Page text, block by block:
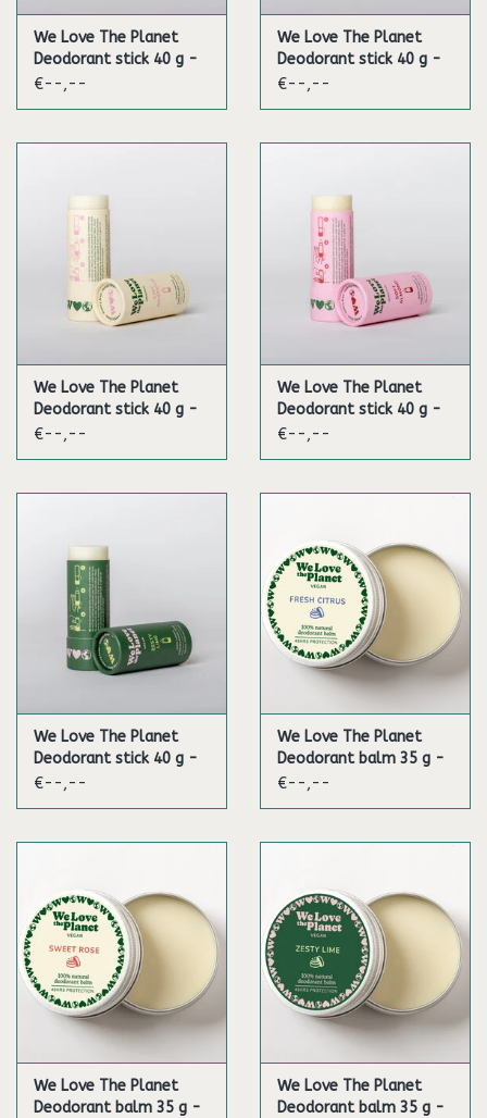
We Love The Planet
Deodorant stick 40 g -
Sweet Rose
€--,--
We Love The Planet
Deodorant stick 40 g -
Wild Lavender
€--,--
We Love The Planet
Deodorant stick 40 g -
Chic Magnolia
€--,--
We Love The Planet
Deodorant stick 40 g -
Soft Almond (Sensitive)
€--,--
We Love The Planet
Deodorant stick 40 g -
Zesty Lime (Vegan)
€--,--
We Love The Planet
Deodorant balm 35 g -
Fresh Citrus (Vegan)
€--,--
We Love The Planet
Deodorant balm 35 g -
We Love The Planet
Deodorant balm 35 g -